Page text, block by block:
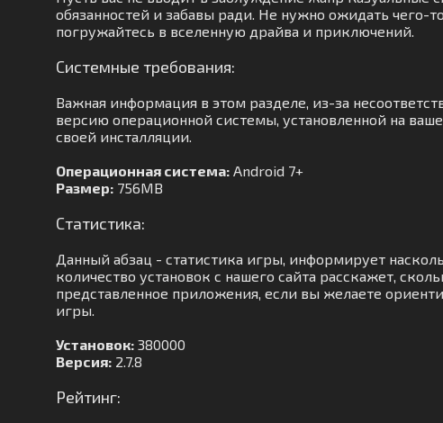
обязанностей и забавы ради. Не нужно ожидать чего-
погружайтесь в вселенную драйва и приключений.
Системные требования:
Важная информация в этом разделе, из-за
версию операционной системы, установленной на
своей инсталляции.
Операционная система: Android 7+
Размер: 756MB
Статистика:
Данный абзац - статистика игры, информирует
количество установок с нашего сайта расскажет,
представленное приложения, если вы желаете
игры.
Установок: 380000
Версия: 2.7.8
Рейтинг: